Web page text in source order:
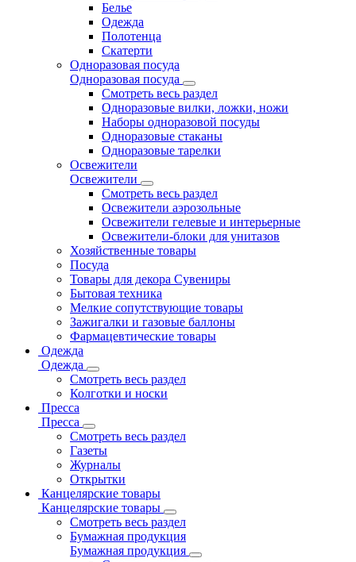
Белье
Одежда
Полотенца
Скатерти
Одноразовая посуда
Одноразовая посуда
Смотреть весь раздел
Одноразовые вилки, ложки, ножи
Наборы одноразовой посуды
Одноразовые стаканы
Одноразовые тарелки
Освежители
Освежители
Смотреть весь раздел
Освежители аэрозольные
Освежители гелевые и интерьерные
Освежители-блоки для унитазов
Хозяйственные товары
Посуда
Товары для декора Сувениры
Бытовая техника
Мелкие сопутствующие товары
Зажигалки и газовые баллоны
Фармацевтические товары
Одежда
Одежда
Смотреть весь раздел
Колготки и носки
Пресса
Пресса
Смотреть весь раздел
Газеты
Журналы
Открытки
Канцелярские товары
Канцелярские товары
Смотреть весь раздел
Бумажная продукция
Бумажная продукция